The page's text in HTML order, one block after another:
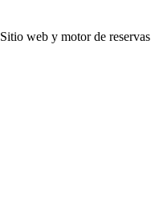
Sitio web y motor de reservas